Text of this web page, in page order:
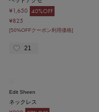
¥1,650 40%OFF
¥825
[50%OFFクーポン利用価格]
21
Edit Sheen
ネックレス